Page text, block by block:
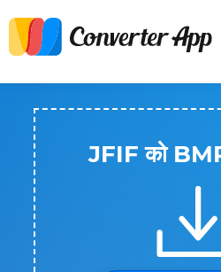
JFIF को